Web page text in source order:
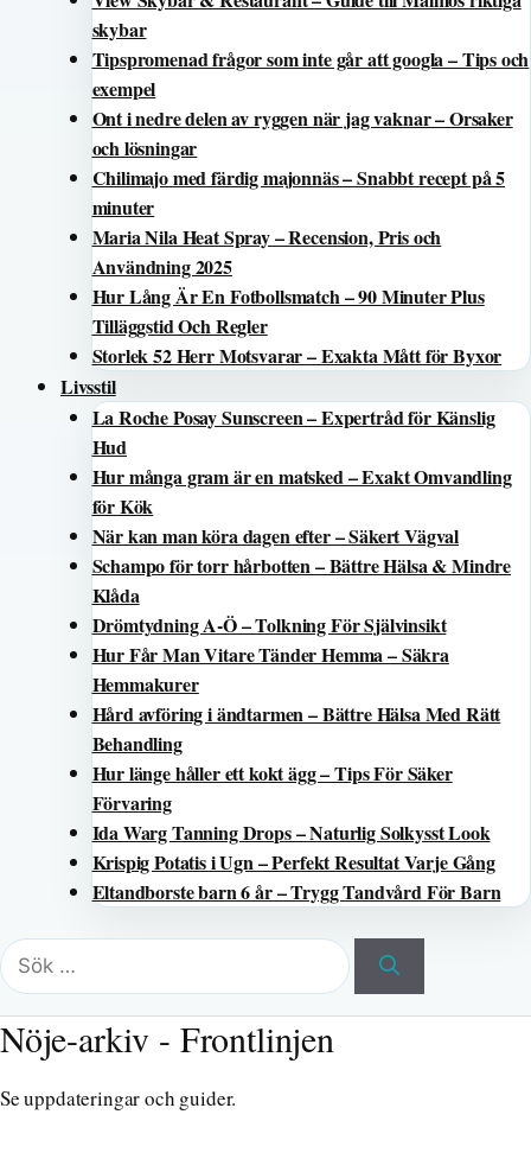
skybar
Tipspromenad frågor som inte går att googla – Tips och
exempel
Ont i nedre delen av ryggen när jag vaknar – Orsaker
och lösningar
Chilimajo med färdig majonnäs – Snabbt recept på 5
minuter
Maria Nila Heat Spray – Recension, Pris och
Användning 2025
Hur Lång Är En Fotbollsmatch – 90 Minuter Plus
Tilläggstid Och Regler
Storlek 52 Herr Motsvarar – Exakta Mått för Byxor
Livsstil
La Roche Posay Sunscreen – Expertråd för Känslig
Hud
Hur många gram är en matsked – Exakt Omvandling
för Kök
När kan man köra dagen efter – Säkert Vägval
Schampo för torr hårbotten – Bättre Hälsa & Mindre
Klåda
Drömtydning A-Ö – Tolkning För Självinsikt
Hur Får Man Vitare Tänder Hemma – Säkra
Hemmakurer
Hård avföring i ändtarmen – Bättre Hälsa Med Rätt
Behandling
Hur länge håller ett kokt ägg – Tips För Säker
Förvaring
Ida Warg Tanning Drops – Naturlig Solkysst Look
Krispig Potatis i Ugn – Perfekt Resultat Varje Gång
Eltandborste barn 6 år – Trygg Tandvård För Barn
Sök
efter:
Nöje-arkiv - Frontlinjen
Se uppdateringar och guider.